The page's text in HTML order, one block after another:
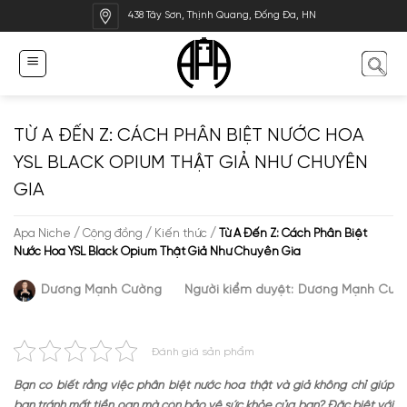
qua
dung
438 Tây Sơn, Thịnh Quang, Đống Đa, HN
TỪ A ĐẾN Z: CÁCH PHÂN BIỆT NƯỚC HOA
YSL BLACK OPIUM THẬT GIẢ NHƯ CHUYÊN
GIA
Apa Niche / Cộng đồng / Kiến thức /
Từ A Đến Z: Cách Phân Biệt
Nước Hoa YSL Black Opium Thật Giả Như Chuyên Gia
Dương Mạnh Cường Người kiểm duyệt: Dương Mạnh
Đánh giá sản phẩm
Bạn có biết rằng việc phân biệt nước hoa thật và giả không chỉ giúp